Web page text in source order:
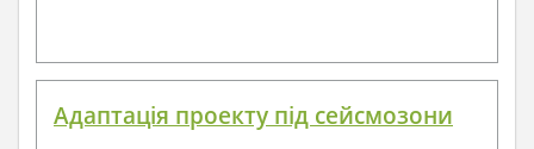
Адаптація проекту під сейсмозони